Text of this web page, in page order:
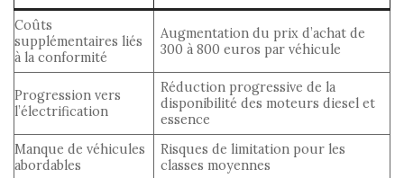
Coûts
supplémentaires liés
à la conformité
Augmentation du prix d’achat de
300 à 800 euros par véhicule
Progression vers
l’électrification
Réduction progressive de la
disponibilité des moteurs diesel et
essence
Manque de véhicules
abordables
Risques de limitation pour les
classes moyennes